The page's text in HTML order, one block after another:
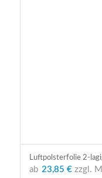
Luftpolsterfolie 2-
ab 23,85 €zzgl.